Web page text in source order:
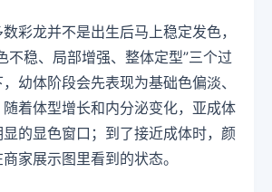
彩龙并不是出生后马上稳定发色，
不稳、局部增强、整体定型”三个过
幼体阶段会先表现为基础色偏淡、
着体型增长和内分泌变化，亚成体
的显色窗口；到了接近成体时，颜
家展示图里看到的状态。